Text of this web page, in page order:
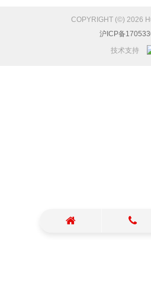
COPYRIGHT (©) 2026
沪ICP备
技术支持